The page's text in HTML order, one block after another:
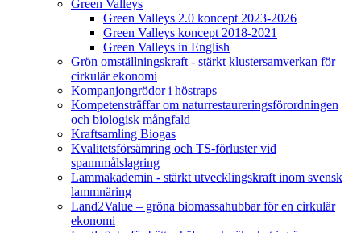
Green Valleys
Green Valleys 2.0 koncept 2023-2026
Green Valleys koncept 2018-2021
Green Valleys in English
Grön omställningskraft - stärkt klustersamverkan för
cirkulär ekonomi
Kompanjongrödor i höstraps
Kompetensträffar om naturrestaureringsförordningen
och biologisk mångfald
Kraftsamling Biogas
Kvalitetsförsämring och TS-förluster vid
spannmålslagring
Lammakademin - stärkt utvecklingskraft inom svensk
lammnäring
Land2Value – gröna biomassahubbar för en cirkulär
ekonomi